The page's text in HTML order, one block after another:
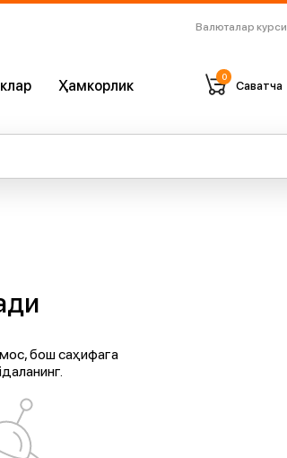
Валюталар курси
Ҳамкорлик
0
Саватча
бош саҳифага